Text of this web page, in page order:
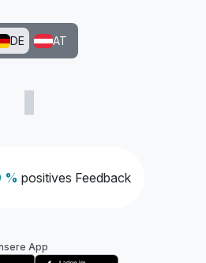
% positives Feedback
DE AT
App